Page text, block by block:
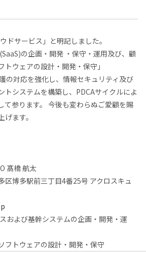
ドサービス」と明記しました。
の企画・開発 ・保守・運用及び、顧
トウェアの設計・開発・保守」
の対応を強化し、情報セキュリティ及び
トシステムを構築し、PDCAサイクルによ
て参ります。 今後も変わらぬご愛顧を賜
ます。
髙橋 航太
区博多駅前三丁目4番25号 アクロスキュ
および基幹システムの企画・開発・運
フトウェアの設計・開発・保守